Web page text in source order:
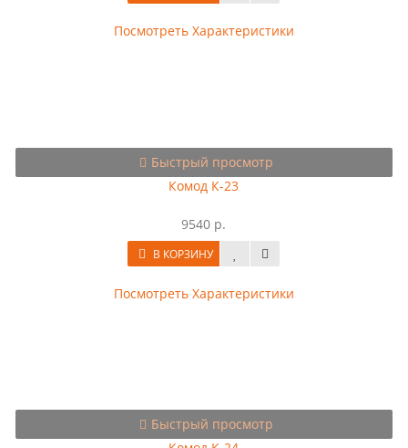
Посмотреть Характеристики
Быстрый просмотр
Комод К-23
9540 р.
В КОРЗИНУ
Посмотреть Характеристики
Быстрый просмотр